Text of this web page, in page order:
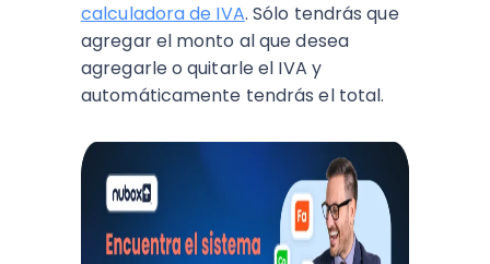
calculadora de IVA. Sólo tendrás que
agregar el monto al que desea
agregarle o quitarle el IVA y
automáticamente tendrás el total.